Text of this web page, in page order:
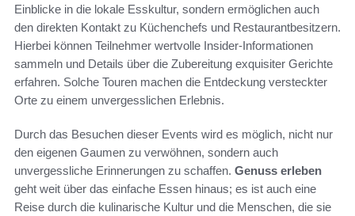
Einblicke in die lokale Esskultur, sondern ermöglichen auch
den direkten Kontakt zu Küchenchefs und Restaurantbesitzern.
Hierbei können Teilnehmer wertvolle Insider-Informationen
sammeln und Details über die Zubereitung exquisiter Gerichte
erfahren. Solche Touren machen die Entdeckung versteckter
Orte zu einem unvergesslichen Erlebnis.
Durch das Besuchen dieser Events wird es möglich, nicht nur
den eigenen Gaumen zu verwöhnen, sondern auch
unvergessliche Erinnerungen zu schaffen. Genuss erleben
geht weit über das einfache Essen hinaus; es ist auch eine
Reise durch die kulinarische Kultur und die Menschen, die sie